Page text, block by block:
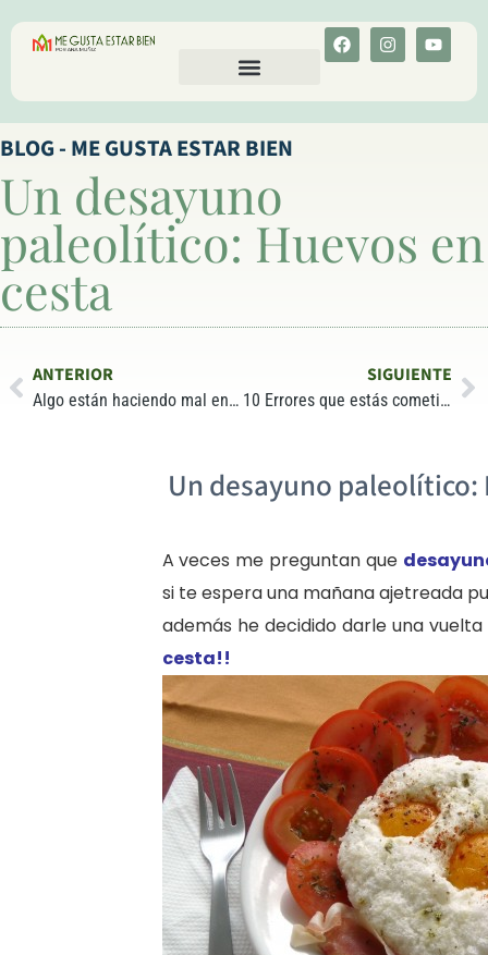
BLOG - ME GUSTA ESTAR BIEN
Un desayuno
paleolítico: Huevos en
cesta
ANTERIOR
Algo están haciendo mal en USA
SIGUIENTE
10 Errores que estás cometiendo al intentar adelgazar
Un desayuno paleolítico:
A veces me preguntan que
si te espera una mañana ajetreada
además he decidido darle una
cesta!!